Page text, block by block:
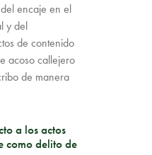
encaje en el
y del
de contenido
acoso callejero
de manera
a los actos
como delito de